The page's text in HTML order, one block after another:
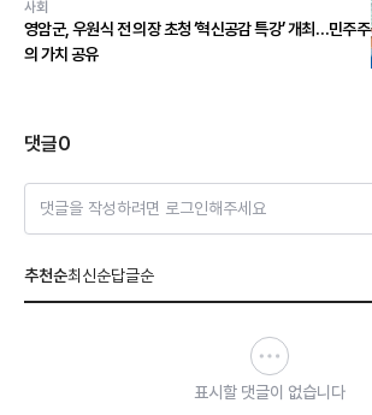
사회
영암군, 우원식 전 의장 초청 ‘혁신공감 특강’ 개최…민주주
의 가치 공유
댓글0
댓글을 작성하려면 로그인해주세요
추천순최신순답글순
표시할 댓글이 없습니다